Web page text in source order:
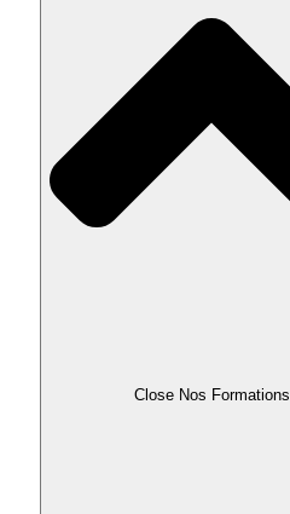
Close Nos Formations